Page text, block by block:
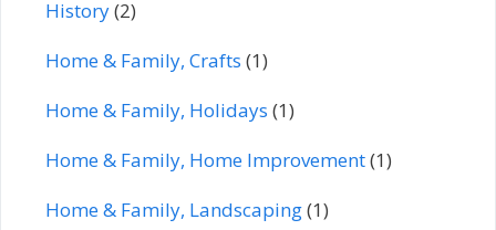
History(2)
Home & Family, Crafts (1)
Home & Family, Holidays (1)
Home & Family, Home Improvement(1)
Home & Family, Landscaping(1)